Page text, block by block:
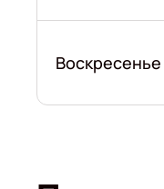
Воскресенье